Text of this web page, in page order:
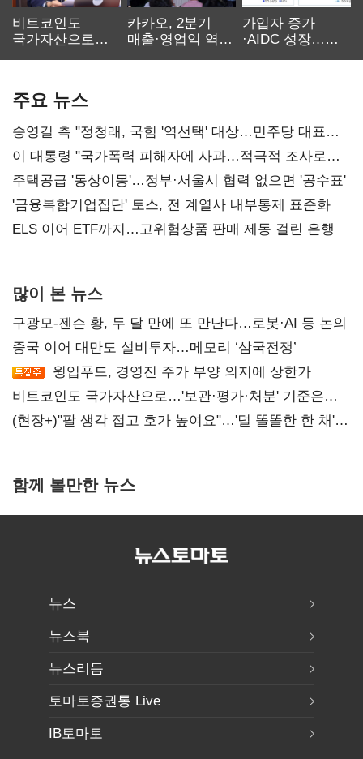
비트코인도
국가자산으로…'
카카오, 2분기
매출·영업익 역대
가입자 증가
·AIDC 성장…
주요 뉴스
송영길 측 "정청래, 국힘 '역선택' 대상…민주당 대표로
총선 지휘 못해"
이 대통령 "국가폭력 피해자에 사과…적극적 조사로
진실 밝혀야"
주택공급 '동상이몽'…정부·서울시 협력 없으면 '공수표'
'금융복합기업집단' 토스, 전 계열사 내부통제 표준화
ELS 이어 ETF까지…고위험상품 판매 제동 걸린 은행
많이 본 뉴스
구광모-젠슨 황, 두 달 만에 또 만난다…로봇·AI 등 논의
중국 이어 대만도 설비투자…메모리 ‘삼국전쟁’
윙입푸드, 경영진 주가 부양 의지에 상한가
비트코인도 국가자산으로…'보관·평가·처분' 기준은
숙제
(현장+)"팔 생각 접고 호가 높여요"…'덜 똘똘한 한 채'
함께 볼만한 뉴스
뉴스
뉴스북
뉴스리듬
토마토증권통 Live
IB토마토